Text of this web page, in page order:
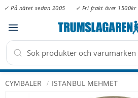
Meny
✓ På nätet sedan 2005 ✓ Fri frakt över
CYMBALER ISTANBUL MEHMET